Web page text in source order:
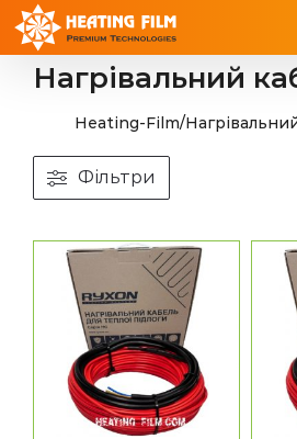
Skip
contentНагрівальний
Heating-Film/
Фільтри